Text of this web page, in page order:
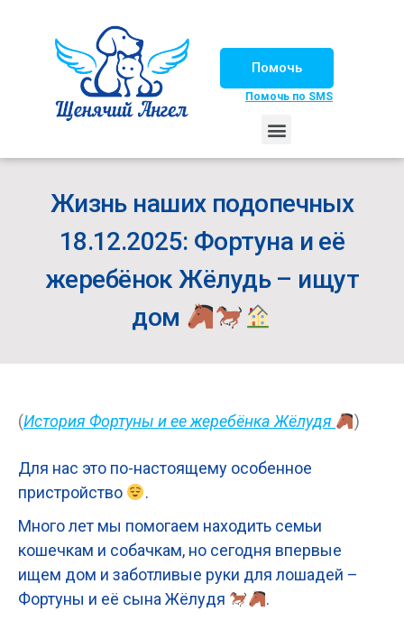
Помочь
Помочь по SMS
Жизнь наших подопечных
18.12.2025: Фортуна и её
жеребёнок Жёлудь – ищут
дом
(История Фортуны и ее жеребёнка Жёлудя )
Для нас это по-настоящему особенное
пристройство
.
Много лет мы помогаем находить семьи
кошечкам и собачкам, но сегодня впервые
ищем дом и заботливые руки для лошадей –
Фортуны и её сына Жёлудя
.